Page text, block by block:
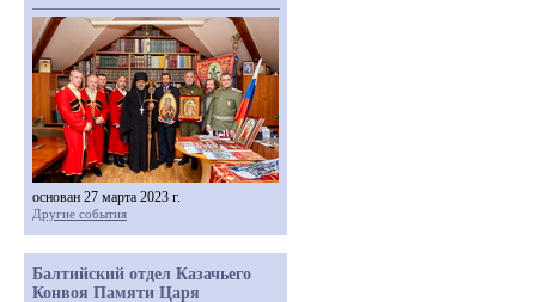
основан 27 марта 2023 г.
Другие события
Балтийский отдел Казачьего
Конвоя Памяти Царя